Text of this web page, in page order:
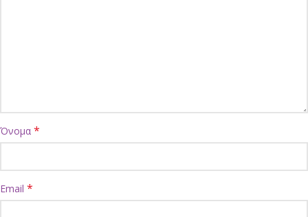
Όνομα *
Email *